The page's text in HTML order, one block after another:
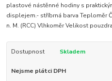
plastové nástěnné hodiny s
displejem.- stříbrná barva Teploměr
n. M. (RCC) Vlhkoměr Velikost
Dostupnost Skladem
Nejsme plátci DPH